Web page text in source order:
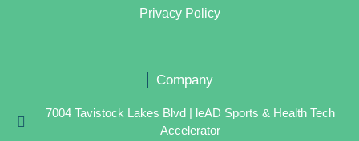
Privacy Policy
Company
7004 Tavistock Lakes Blvd | leAD Sports & Health Tech
Accelerator